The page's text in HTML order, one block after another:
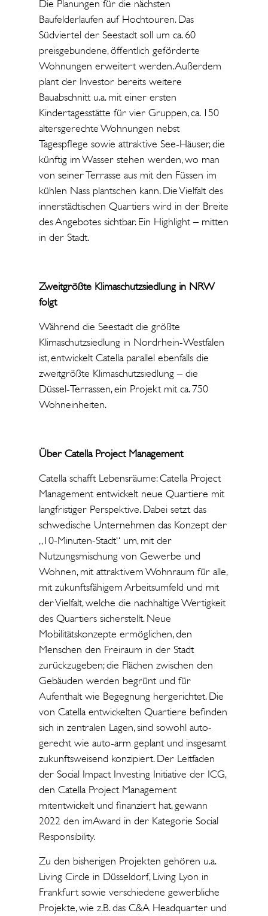
Die Planungen für die nächsten
Baufelderlaufen auf Hochtouren. Das
Südviertel der Seestadt soll um ca. 60
preisgebundene, öffentlich geförderte
Wohnungen erweitert werden. Außerdem
plant der Investor bereits weitere
Bauabschnitt u.a. mit einer ersten
Kindertagesstätte für vier Gruppen, ca. 150
altersgerechte Wohnungen nebst
Tagespflege sowie attraktive See-Häuser, die
künftig im Wasser stehen werden, wo man
von seiner Terrasse aus mit den Füssen im
kühlen Nass plantschen kann. Die Vielfalt des
innerstädtischen Quartiers wird in der Breite
des Angebotes sichtbar. Ein Highlight – mitten
in der Stadt.
Zweitgrößte Klimaschutzsiedlung in NRW
folgt
Während die Seestadt die größte
Klimaschutzsiedlung in Nordrhein-Westfalen
ist, entwickelt Catella parallel ebenfalls die
zweitgrößte Klimaschutzsiedlung – die
Düssel-Terrassen, ein Projekt mit ca. 750
Wohneinheiten.
Über Catella Project Management
Catella schafft Lebensräume: Catella Project
Management entwickelt neue Quartiere mit
langfristiger Perspektive. Dabei setzt das
schwedische Unternehmen das Konzept der
„10-Minuten-Stadt“ um, mit der
Nutzungsmischung von Gewerbe und
Wohnen, mit attraktivem Wohnraum für alle,
mit zukunftsfähigem Arbeitsumfeld und mit
der Vielfalt, welche die nachhaltige Wertigkeit
des Quartiers sicherstellt. Neue
Mobilitätskonzepte ermöglichen, den
Menschen den Freiraum in der Stadt
zurückzugeben; die Flächen zwischen den
Gebäuden werden begrünt und für
Aufenthalt wie Begegnung hergerichtet. Die
von Catella entwickelten Quartiere befinden
sich in zentralen Lagen, sind sowohl auto-
gerecht wie auto-arm geplant und insgesamt
zukunftsweisend konzipiert. Der Leitfaden
der Social Impact Investing Initiative der ICG,
den Catella Project Management
mitentwickelt und finanziert hat, gewann
2022 den imAward in der Kategorie Social
Responsibility.
Zu den bisherigen Projekten gehören u.a.
Living Circle in Düsseldorf, Living Lyon in
Frankfurt sowie verschiedene gewerbliche
Projekte, wie z.B. das C&A Headquarter und